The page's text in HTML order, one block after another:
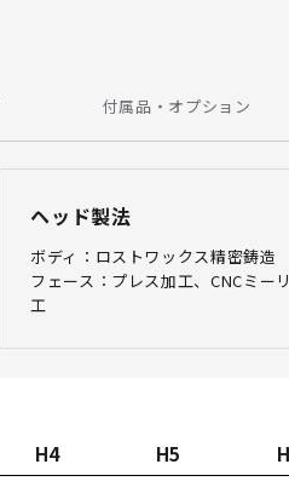
付属品・オプション
ヘッド製法
ボディ：ロストワックス精密鋳造
フェース：プレス加工、CNCミー
工
H4 H5